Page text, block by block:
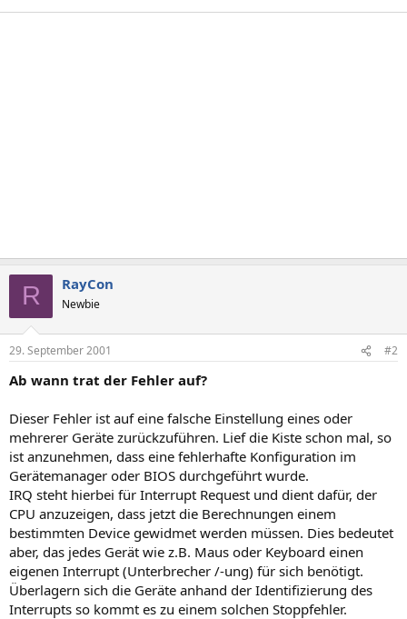
R RayCon
Newbie
29. September 2001 #2
Ab wann trat der Fehler auf?
Dieser Fehler ist auf eine falsche Einstellung eines oder
mehrerer Geräte zurückzuführen. Lief die Kiste schon mal, so
ist anzunehmen, dass eine fehlerhafte Konfiguration im
Gerätemanager oder BIOS durchgeführt wurde.
IRQ steht hierbei für Interrupt Request und dient dafür, der
CPU anzuzeigen, dass jetzt die Berechnungen einem
bestimmten Device gewidmet werden müssen. Dies bedeutet
aber, das jedes Gerät wie z.B. Maus oder Keyboard einen
eigenen Interrupt (Unterbrecher /-ung) für sich benötigt.
Überlagern sich die Geräte anhand der Identifizierung des
Interrupts so kommt es zu einem solchen Stoppfehler.